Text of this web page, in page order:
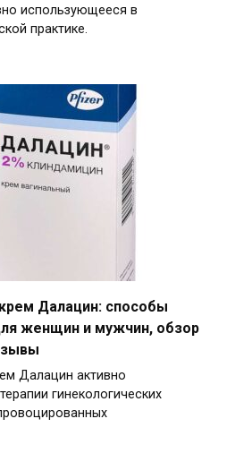
использующееся в
практике.
Далацин: способы
женщин и мужчин, обзор
Далацин активно
гинекологических